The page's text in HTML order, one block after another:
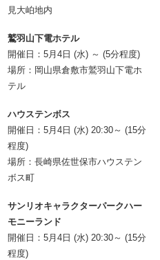
見大岶地内
鷲羽山下電ホテル
開催日：5月4日 (水) ～ (5分程度)
場所：岡山県倉敷市鷲羽山下電ホ
テル
ハウステンボス
開催日：5月4日 (水) 20:30～ (15分
程度)
場所：長崎県佐世保市ハウステン
ボス町
サンリオキャラクターパークハー
モニーランド
開催日：5月4日 (水) 20:30～ (15分
程度)